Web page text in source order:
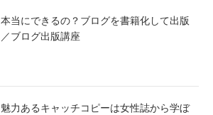
本当にできるの？ブログを書籍化して出版
／ブログ出版講座
魅力あるキャッチコピーは女性誌から学ぼ